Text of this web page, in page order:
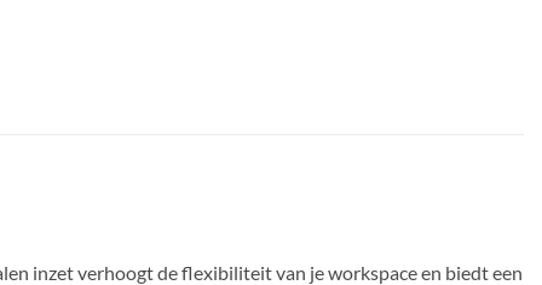
inzet verhoogt de flexibiliteit van je workspace en biedt een